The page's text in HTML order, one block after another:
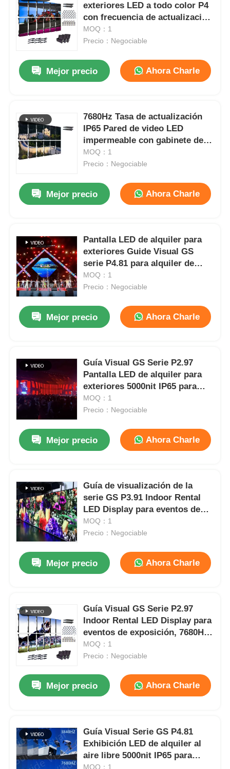
Productos
Vídeos
Espectáculo de RV
Visita a la fábrica
Contacta con nosotros
Noticias
Casos
exteriores LED a todo color P4
con frecuencia de actualización
de 7680 Hz e impermeabilidad
IP65 para pantalla de pared de
MOQ：1
Precio：Negociable
Mejor precio Ahora Charle
7680Hz Tasa de actualización
IP65 Pared de video LED
impermeable con gabinete de
aluminio fundido para eventos
profesionales
MOQ：1
Precio：Negociable
Mejor precio Ahora Charle
Pantalla LED de alquiler para
exteriores Guide Visual GS
serie P4.81 para alquiler de
nivel básico, 5000nit IP65
7680Hz CE
MOQ：1
Precio：Negociable
Mejor precio Ahora Charle
Guía Visual GS Serie P2.97
Pantalla LED de alquiler para
exteriores 5000nit IP65 para
señalización digital, respaldo
dual de 7680 Hz
MOQ：1
Precio：Negociable
Mejor precio Ahora Charle
Guía de visualización de la
serie GS P3.91 Indoor Rental
LED Display para eventos de
bodas, 7680Hz de doble
respaldo CE
MOQ：1
Precio：Negociable
Mejor precio Ahora Charle
Guía Visual GS Serie P2.97
Indoor Rental LED Display para
eventos de exposición, 7680Hz
Sin pantalla negra CE
MOQ：1
Precio：Negociable
Mejor precio Ahora Charle
Guía Visual Serie GS P4.81
Exhibición LED de alquiler al
aire libre 5000nit IP65 para
cartelera de estadio, 7680Hz
MOQ：1